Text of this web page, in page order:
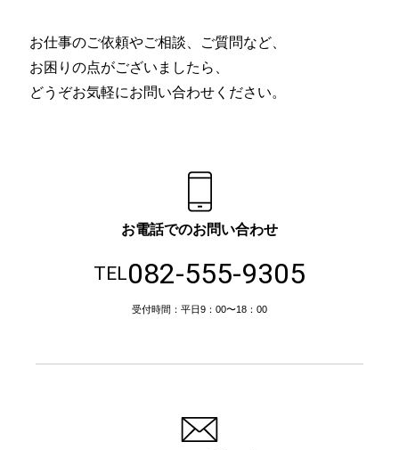
お仕事のご依頼やご相談、ご質問など、
お困りの点がございましたら、
どうぞお気軽にお問い合わせください。
お電話でのお問い合わせ
TEL082-555-9305
受付時間：平日9：00〜18：00